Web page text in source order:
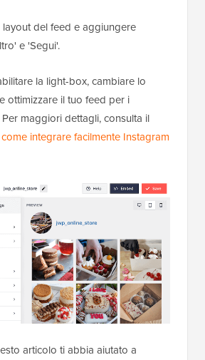
layout del feed e aggiungere
e 'Segui'.
la light-box, cambiare lo
ottimizzare il tuo feed per i
maggiori dettagli, consulta il
come integrare facilmente Instagram
articolo ti abbia aiutato a